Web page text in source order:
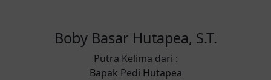
Boby Basar Hutapea, S.T.
Putra Kelima dari :
Bapak Pedi Hutapea